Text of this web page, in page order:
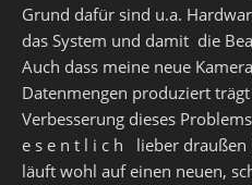
Grund dafür sind u.a.
das System und damit die
Auch dass meine neue
Datenmengen produziert
Verbesserung dieses
e s e n t l i c h lieber draußen
läuft wohl auf einen neuen,